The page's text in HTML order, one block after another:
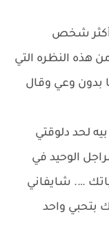
أكثر شخص
هذه النظره التي
بدون وعي وقال
لحد دلوقتي
الوحيد في
…. شايفاني
بتحبي واحد